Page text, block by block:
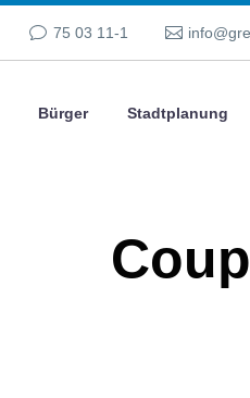
75 03 11-1
Bürger Stadtplanung